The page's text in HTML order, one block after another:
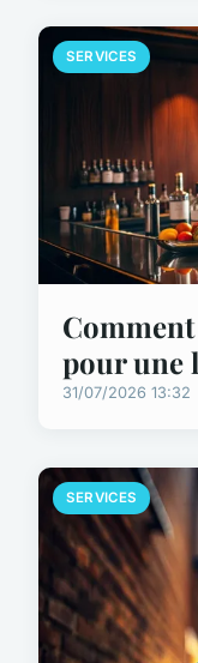
SERVICES
pour une
31/07/2026 13:32
SERVICES